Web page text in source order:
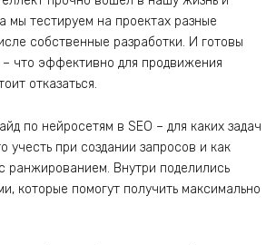
мы тестируем на проектах разные
собственные разработки. И готовы
– что эффективно для продвижения
отказаться.
по нейросетям в SEO – для каких задач
учесть при создании запросов и как
ранжированием. Внутри поделились
которые помогут получить максимально